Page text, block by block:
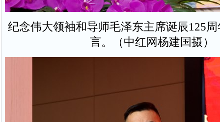
纪念伟大领袖和导师毛泽东主席诞辰125
言。（中红网杨建国摄）